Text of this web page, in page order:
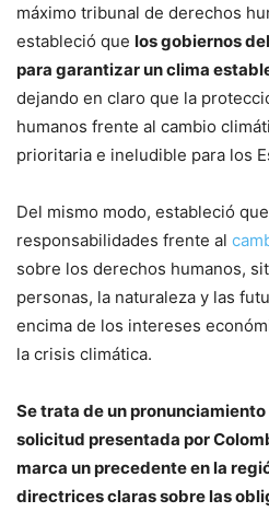
máximo tribunal de derechos
estableció que los gobiernos
para garantizar un clima
dejando en claro que la
humanos frente al cambio
prioritaria e ineludible para los
Del mismo modo, estableció
responsabilidades frente al
sobre los derechos humanos,
personas, la naturaleza y las
encima de los intereses
la crisis climática.
Se trata de un
solicitud presentada por
marca un precedente en la
directrices claras sobre las